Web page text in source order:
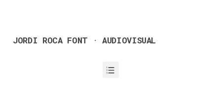
JORDI ROCA FONT · AUDIOVISUAL